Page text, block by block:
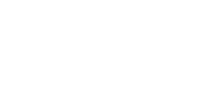
conta e cada profissional faz a diferença”